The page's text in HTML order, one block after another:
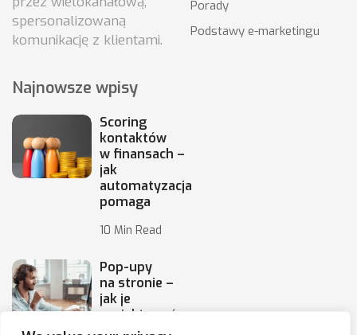
spersonalizowaną
komunikację z klientami.
Porady
Podstawy e-marketingu
Najnowsze wpisy
Scoring
kontaktów
w finansach –
jak
automatyzacja
pomaga
10 Min Read
Pop-upy
na stronie –
jak je
projektować,
by